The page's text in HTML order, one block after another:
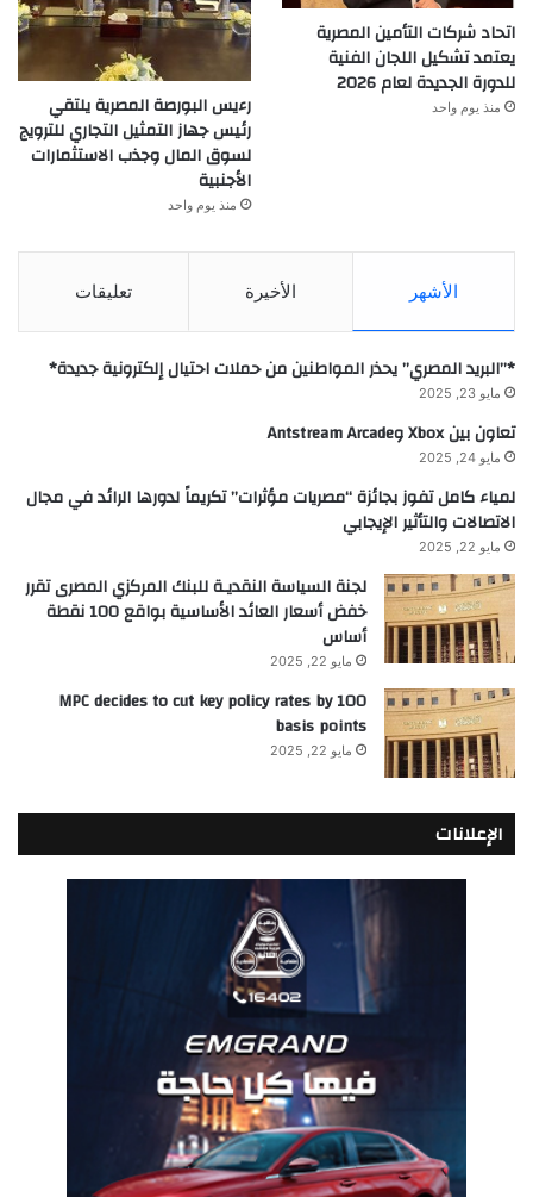
اتحاد شركات التأمين المصرية
يعتمد تشكيل اللجان الفنية
للدورة الجديدة لعام 2026
منذ يوم واحد
رءيس البورصة المصرية يلتقي
رئيس جهاز التمثيل التجاري للترويج
لسوق المال وجذب الاستثمارات
الأجنبية
منذ يوم واحد
الأشهر الأخيرة تعليقات
*”البريد المصري” يحذر المواطنين من حملات احتيال إلكترونية جديدة*
مايو 23, 2025
تعاون بين Xbox وAntstream Arcade
مايو 24, 2025
لمياء كامل تفوز بجائزة “مصريات مؤثرات” تكريماً لدورها الرائد في مجال
الاتصالات والتأثير الإيجابي
مايو 22, 2025
لجنة السياسة النقديـة للبنك المركزي المصرى تقرر
خفض أسعار العائد الأساسية بواقع 100 نقطة
أساس
مايو 22, 2025
MPC decides to cut key policy rates by 100
basis points
مايو 22, 2025
الإعلانات